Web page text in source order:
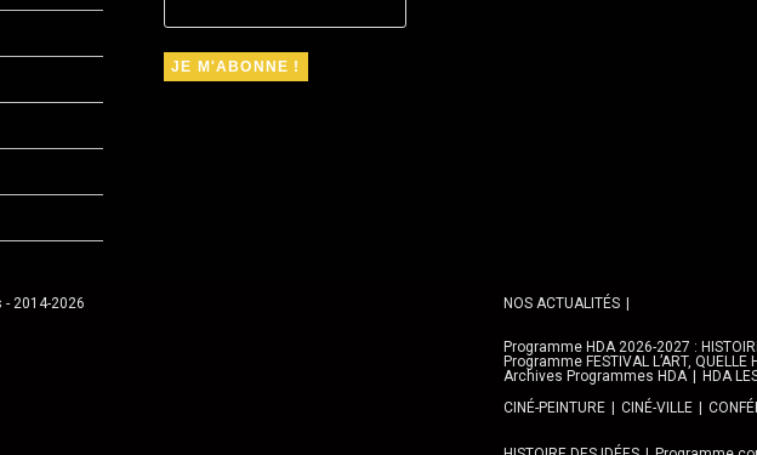
NOS ACTUALITÉS
Programme HDA 2026-2027 :
Programme FESTIVAL L’ART,
Archives Programmes HDA
HDA
CINÉ-PEINTURE
CINÉ-VILLE
2014-2026